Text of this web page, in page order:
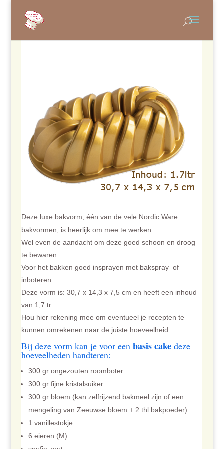
Deze luxe bakvorm, één van de vele Nordic Ware
bakvormen, is heerlijk om mee te werken
Wel even de aandacht om deze goed schoon en droog
te bewaren
Voor het bakken goed insprayen met bakspray of
inboteren
Deze vorm is: 30,7 x 14,3 x 7,5 cm en heeft een inhoud
van 1,7 tr
Hou hier rekening mee om eventueel je recepten te
kunnen omrekenen naar de juiste hoeveelheid
Bij deze vorm kan je voor een basis cakedeze
hoeveelheden handteren:
300 gr ongezouten roomboter
300 gr fijne kristalsuiker
300 gr bloem (kan zelfrijzend bakmeel zijn of een
mengeling van Zeeuwse bloem + 2 thl bakpoeder)
1 vanillestokje
6 eieren (M)